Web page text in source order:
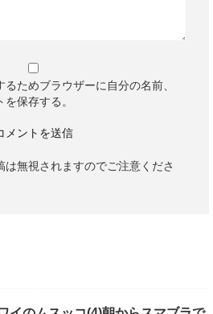
ためブラウザーに自分の名前、
保存する。
は無視されますのでご注意くださ